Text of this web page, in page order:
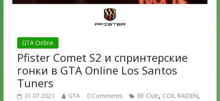
GTA Online
Pfister Comet S2 и cпринтерские
гонки в GTA Online Los Santos
Tuners
31.07.2021 GTA 0 Comments BF Club, COIL RAIDEN,